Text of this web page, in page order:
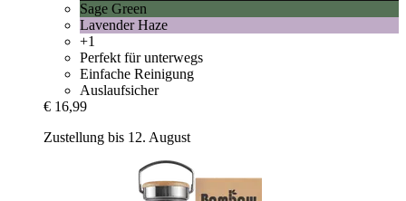
Sage Green
Lavender Haze
+1
Perfekt für unterwegs
Einfache Reinigung
Auslaufsicher
€ 16,99
Zustellung bis 12. August